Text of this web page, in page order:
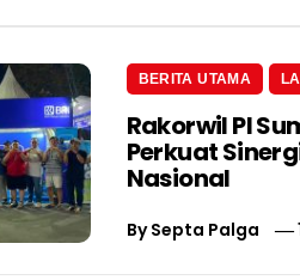
BERITA UTAMA
Rakorwil PI
Perkuat
Nasional
BySepta Palga